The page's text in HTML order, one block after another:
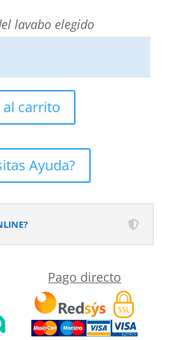
lavabo elegido
carrito
Ayuda?
Pago directo